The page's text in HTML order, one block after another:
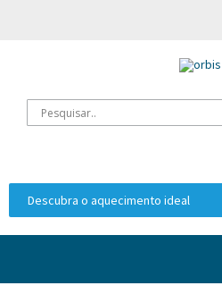
Descubra o aquecimento ideal